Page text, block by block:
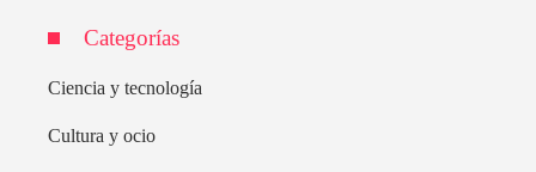
Categorías
Ciencia y tecnología
Cultura y ocio